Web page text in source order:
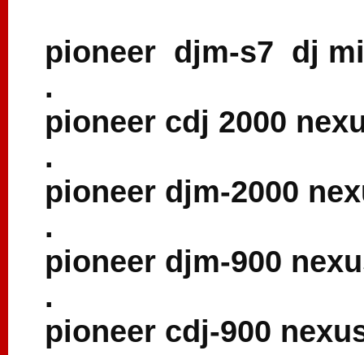
pioneer djm-s7 dj
.
pioneer cdj 2000
.
pioneer djm-2000
.
pioneer djm-900
.
pioneer cdj-900